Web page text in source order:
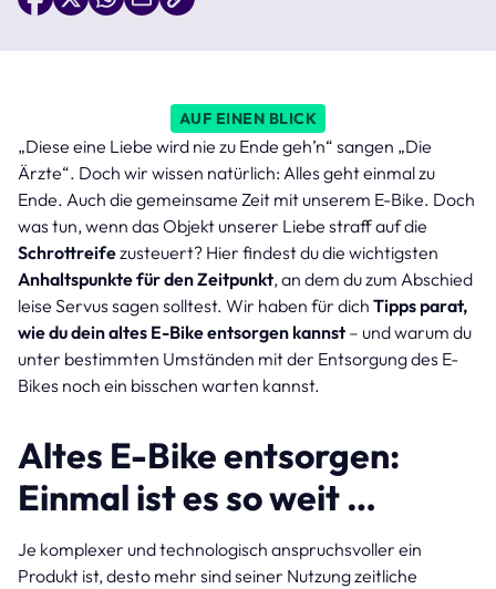
AUF EINEN BLICK
„Diese eine Liebe wird nie zu Ende geh’n“ sangen „Die
Ärzte“. Doch wir wissen natürlich: Alles geht einmal zu
Ende. Auch die gemeinsame Zeit mit unserem E-Bike. Doch
was tun, wenn das Objekt unserer Liebe straff auf die
Schrottreifezusteuert? Hier findest du die wichtigsten
Anhaltspunkte für den Zeitpunkt, an dem du zum Abschied
leise Servus sagen solltest. Wir haben für dich Tipps parat,
wie du dein altes E-Bike entsorgen kannst – und warum du
unter bestimmten Umständen mit der Entsorgung des E-
Bikes noch ein bisschen warten kannst.
Altes E-Bike entsorgen:
Einmal ist es so weit …
Je komplexer und technologisch anspruchsvoller ein
Produkt ist, desto mehr sind seiner Nutzung zeitliche